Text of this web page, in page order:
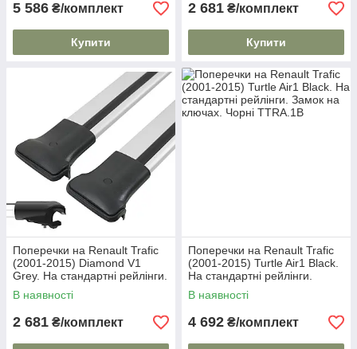
5 586 ₴/комплект
Купити
2 681 ₴/комплект
Купити
Поперечки на Renault Trafic
(2001-2015) Diamond V1
Grey. На стандартні рейлінги.
Без замка. Сірі
В наявності
2 681 ₴/комплект
Поперечки на Renault Trafic
(2001-2015) Turtle Air1 Black.
На стандартні рейлінги.
Замок на ключах. Чорні
В наявності
4 692 ₴/комплект